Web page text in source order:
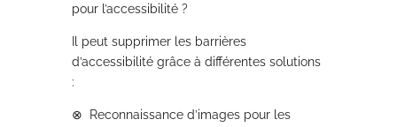
pour l’accessibilité ?
Il peut supprimer les barrières
d’accessibilité grâce à différentes solutions
:
⊗
Reconnaissance d’images pour les